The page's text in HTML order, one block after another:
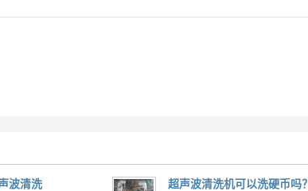
波清洗
超声波清洗机可以洗硬币吗？